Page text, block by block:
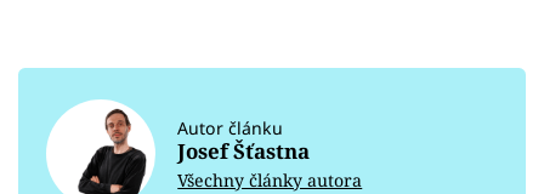
Autor článku
Josef Šťastna
Všechny články autora